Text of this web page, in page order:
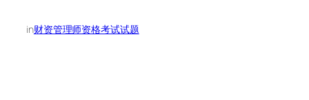
in财资管理师资格考试试题